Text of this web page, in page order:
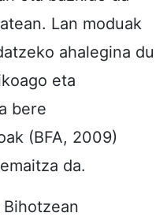
Lan moduak
ahalegina du
eta
bere
(BFA, 2009)
da.